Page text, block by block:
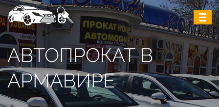
АВТОПРОКАТ В
АРМАВИРЕ